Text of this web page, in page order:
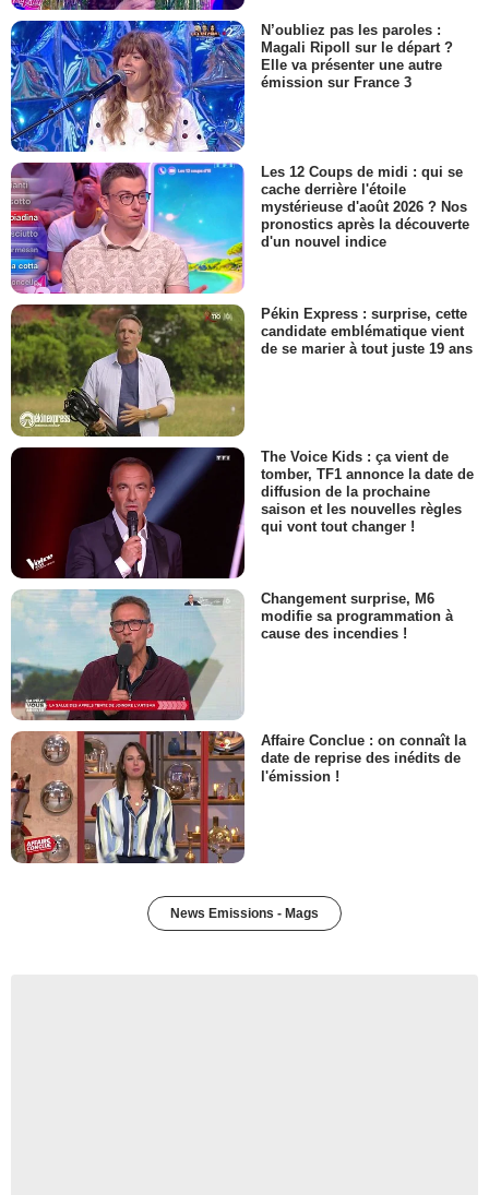
N’oubliez pas les paroles :
Magali Ripoll sur le départ ?
Elle va présenter une autre
émission sur France 3
Les 12 Coups de midi : qui se
cache derrière l'étoile
mystérieuse d'août 2026 ? Nos
pronostics après la découverte
d'un nouvel indice
Pékin Express : surprise, cette
candidate emblématique vient
de se marier à tout juste 19 ans
The Voice Kids : ça vient de
tomber, TF1 annonce la date de
diffusion de la prochaine
saison et les nouvelles règles
qui vont tout changer !
Changement surprise, M6
modifie sa programmation à
cause des incendies !
Affaire Conclue : on connaît la
date de reprise des inédits de
l'émission !
News Emissions - Mags